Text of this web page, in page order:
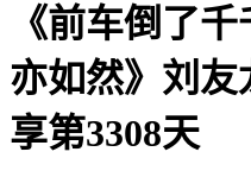
《前车倒了
亦如然》刘
享第3308天